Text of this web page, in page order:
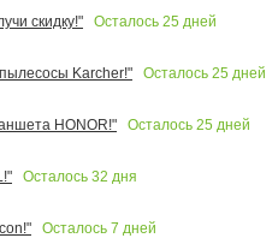
скидку!"
Осталось 25 дней
Karcher!"
Осталось 25 дней
HONOR!"
Осталось 25 дней
Осталось 32 дня
Осталось 7 дней